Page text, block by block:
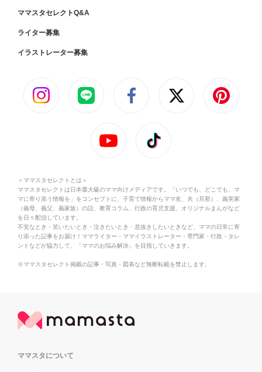
ママスタセレクトQ&A
ライター募集
イラストレーター募集
＜ママスタセレクトとは＞
ママスタセレクトは日本最大級のママ向けメディアです。「いつでも、どこでも、マ
マに寄り添う情報を」をコンセプトに、子育て情報からママ友、夫（旦那）、義実家
（義母、義父、義家族）の話、教育コラム、行政の育児支援、オリジナルまんがなど
を日々配信しています。
不安なとき・笑いたいとき・泣きたいとき・息抜きしたいときなど、ママの日常に寄
り添った記事をお届け！ママライター・ママイラストレーター・専門家・行政・タレ
ントなどが協力して、「ママのお悩み解決」を目指していきます。
※ママスタセレクト掲載の記事・写真・図表など無断転載を禁止します。
ママスタについて